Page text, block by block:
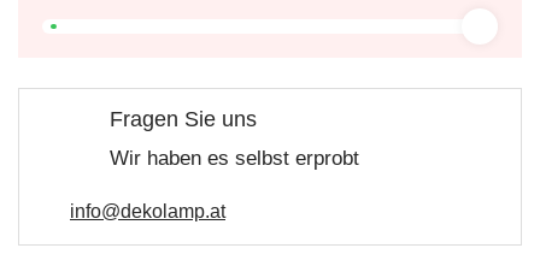
Fragen Sie uns
Wir haben es selbst erprobt
info@dekolamp.at